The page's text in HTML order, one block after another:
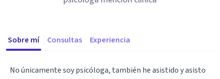
Sobre mí Consultas Experiencia
No únicamente soy psicóloga, también he asistido y asisto